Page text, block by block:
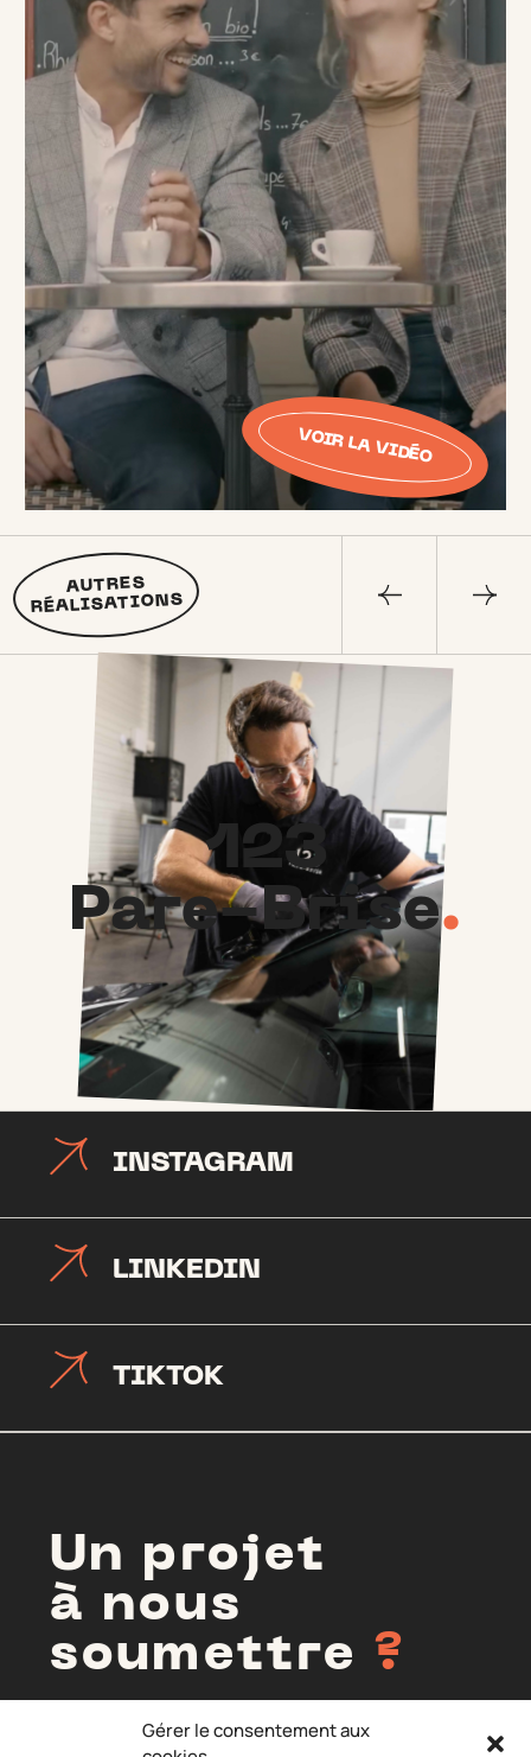
Gérer le consentement aux
VOIR LA VIDÉO
AUTRES
RÉALISATIONS
123
Pare-Brise.
INSTAGRAM
LINKEDIN
TIKTOK
Un projet
à nous
soumettre ?